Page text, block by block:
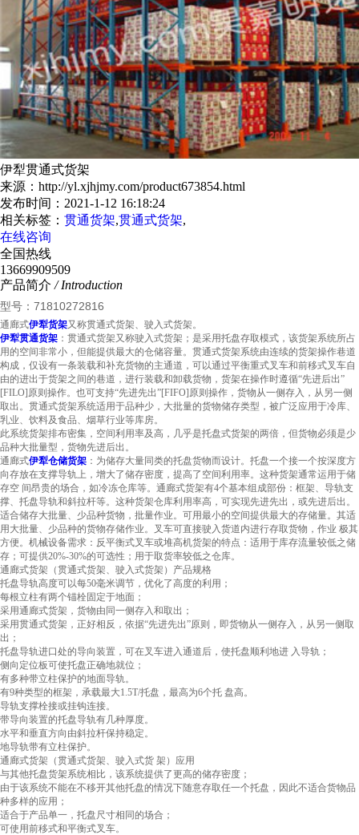
伊犁贯通式货架
来源：http://yl.xjhjmy.com/product673854.html
发布时间：2021-1-12 16:18:24
相关标签： 贯通货架,贯通式货架,
在线咨询
全国热线
13669909509
产品简介 / Introduction
型号：71810272816
通廊式伊犁货架又称贯通式货架 驶入式货架 。
伊犁贯通货架 ：贯通式货架又称驶入式货架；是采用托盘存取模式，该货架系统所占
用的空间非常小，但能提供最大的仓储容量。贯通式货架系统由连续的货架操作巷道
构成，仅设有一条装载和补充货物的主通道，可以通过平衡重式叉车和前移式叉车自
由的进出于货架之间的巷道，进行装载和卸载货物，货架在操作时遵循“先进后出”
[FILO]原则操作。也可支持“先进先出”[FIFO]原则操作，货物从一侧存入，从另一侧
取出。贯通式货架系统适用于品种少，大批量的货物储存类型，被广泛应用于冷库、
乳业、饮料及食品、烟草行业等库房。
此系统货架排布密集，空间利用率及高，几乎是托盘式货架的两倍，但货物必须是少
品种大批量型，货物先进后出。
通廊式伊犁仓储货架 ：为储存大量同类的托盘货物而设计。托盘一个接一个按深度方
向存放在支撑导轨上，增大了储存密度，提高了空间利用率。这种货架通常运用于储
存空 间昂贵的场合，如冷冻仓库等。通廊式货架有4个基本组成部份：框架、导轨支
撑、托盘导轨和斜拉杆等。这种货架仓库利用率高，可实现先进先出，或先进后出。
适合储存大批量、少品种货物，批量作业。可用最小的空间提供最大的存储量。其适
用大批量、少品种的货物存储作业。叉车可直接驶入货道内进行存取货物，作业 极其
方便。机械设备需求：反平衡式叉车或堆高机货架的特点：适用于库存流量较低之储
存；可提供20%-30%的可选性；用于取货率较低之仓库。
通廊式货架（贯通式货架
驶入式货架） 产品规格
托盘导轨高度可以每50毫米调节，优化了高度的利用；
每根立柱有两个锚栓固定于地面；
采用通廊式货架，货物由同一侧存入和取出；
采用贯通式货架，正好相反，依据“先进先出”原则，即货物从一侧存入，从另一侧取
出；
托盘导轨进口处的导向装置，可在叉车进入通道后，使托盘顺利地进 入导轨；
侧向定位板可使托盘正确地就位；
有多种带立柱保护的地面导轨。
有9种类型的框架，承载最大1.5T/托盘，最高为6个托 盘高。
导轨支撑栓接或挂钩连接。
带导向装置的托盘导轨有几种厚度。
水平和垂直方向由斜拉杆保持稳定。
地导轨带有立柱保护。
通廊式货架（贯通式货架
驶入式货 架） 应用
与其他托盘货架系统相比，该系统提供了更高的储存密度；
由于该系统不能在不移开其他托盘的情况下随意存取任一个托盘，因此不适合货物品
种多样的应用；
适合于产品单一，托盘尺寸相同的场合；
可使用前移式和平衡式叉车。